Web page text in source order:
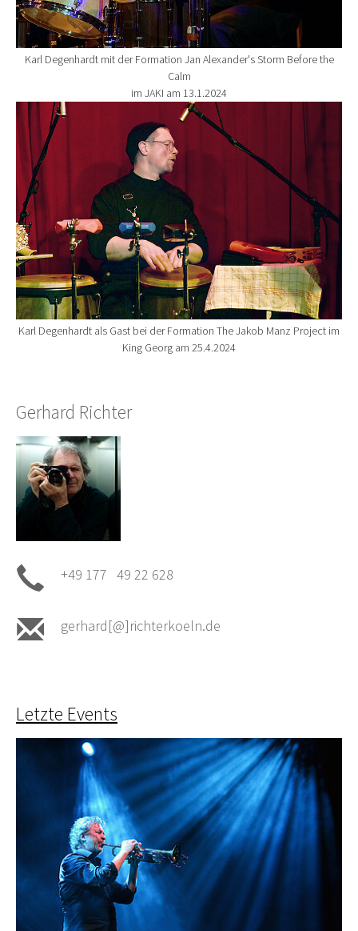
Karl Degenhardt mit der Formation Jan Alexander's Storm Before the
Calm
im JAKI am 13.1.2024
Show larger version for:
Karl Degenhardt als Gast bei der Formation The Jakob Manz Project im
King Georg am 25.4.2024
Gerhard Richter
+49 177 49 22 628
gerhard[@]richterkoeln.de
Letzte Events